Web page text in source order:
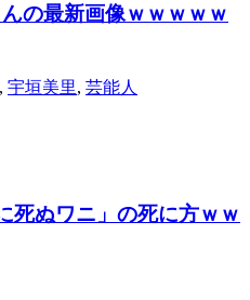
の最新画像ｗｗｗｗｗ
, 宇垣美里, 芸能人
死ぬワニ」の死に方ｗｗ